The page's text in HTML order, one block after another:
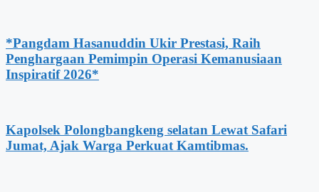
*Pangdam Hasanuddin Ukir Prestasi, Raih
Penghargaan Pemimpin Operasi Kemanusiaan
Inspiratif 2026*
Kapolsek Polongbangkeng selatan Lewat Safari
Jumat, Ajak Warga Perkuat Kamtibmas.